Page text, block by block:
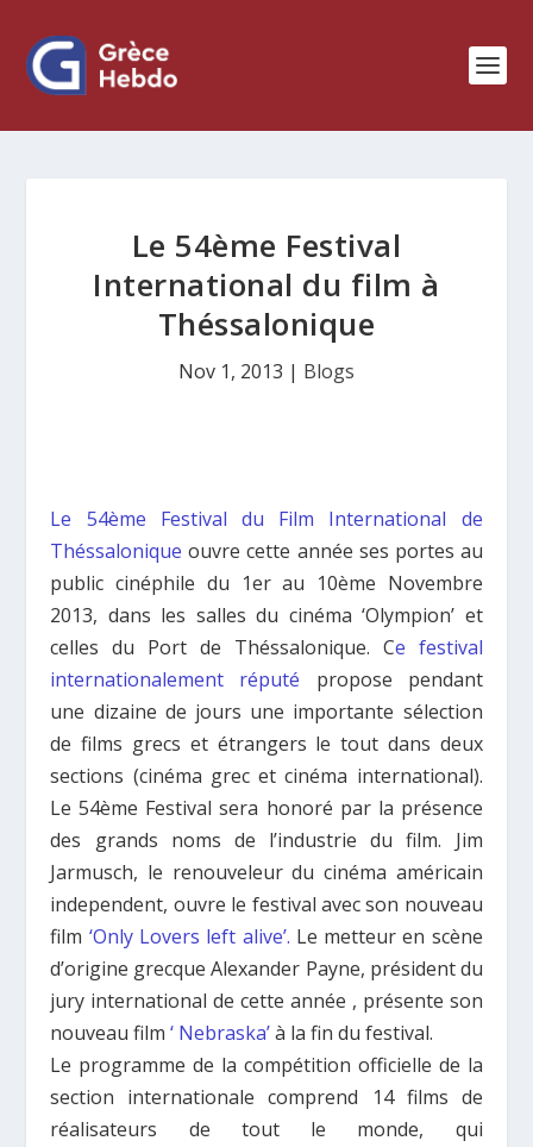
Le 54ème Festival
International du film à
Théssalonique
Nov 1, 2013 | Blogs
Le 54ème Festival du Film International de
Théssaloniqueouvre cette année ses portes au
public cinéphile du 1er au 10ème Novembre
2013, dans les salles du cinéma ‘Olympion’ et
celles du Port de Théssalonique. Ce festival
internationalement réputé propose pendant
une dizaine de jours une importante sélection
de films grecs et étrangers le tout dans deux
sections (cinéma grec et cinéma international).
Le 54ème Festival sera honoré par la présence
des grands noms de l’industrie du film. Jim
Jarmusch, le renouveleur du cinéma américain
independent, ouvre le festival avec son nouveau
film ‘Only Lovers left alive’. Le metteur en scène
d’origine grecque Alexander Payne, président du
jury international de cette année , présente son
nouveau film‘ Nebraska’à la fin du festival.
Le programme de la compétition officielle de la
section internationale comprend 14 films de
réalisateurs de tout le monde, qui